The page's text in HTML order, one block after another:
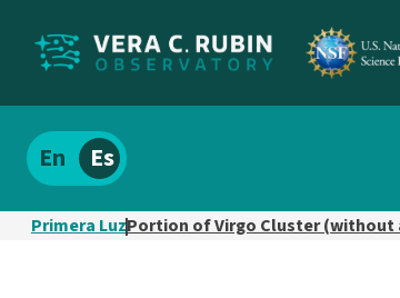
Localizar
el
contenido
Español
Primera LuzPortion of Virgo Cluster (without